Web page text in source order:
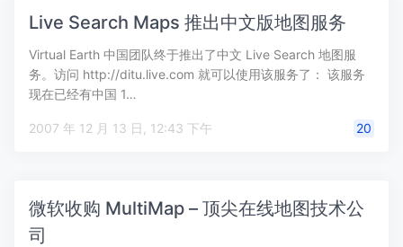
Live Search Maps 推出中文版地图服务
Virtual Earth 中国团队终于推出了中文 Live Search 地图服
务。访问 http://ditu.live.com 就可以使用该服务了： 该服务
现在已经有中国 1…
2007 年 12 月 13 日, 12:43 下午 20
微软收购 MultiMap – 顶尖在线地图技术公
司